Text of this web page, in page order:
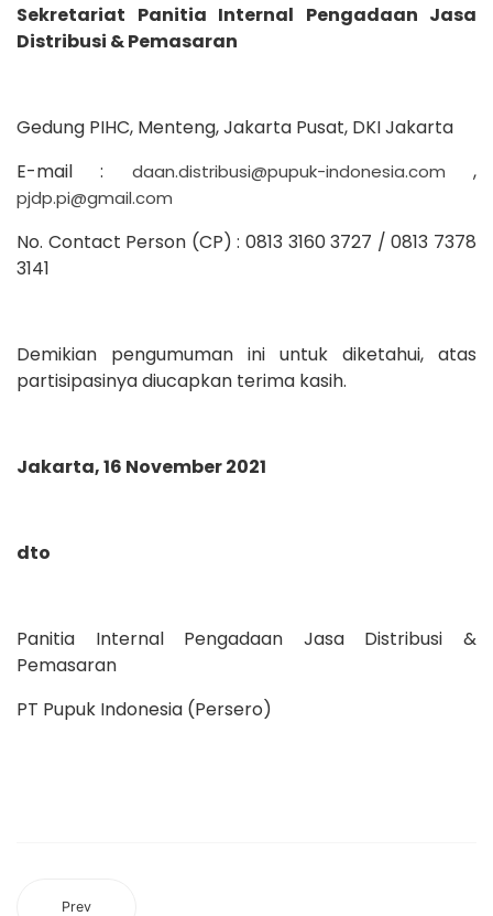
Sekretariat Panitia Internal Pengadaan Jasa
Distribusi & Pemasaran
Gedung PIHC, Menteng, Jakarta Pusat, DKI Jakarta
E-mail : daan.distribusi@pupuk-indonesia.com ,
pjdp.pi@gmail.com
No. Contact Person (CP) : 0813 3160 3727 / 0813 7378
3141
Demikian pengumuman ini untuk diketahui, atas
partisipasinya diucapkan terima kasih.
Jakarta, 16 November 2021
dto
Panitia Internal Pengadaan Jasa Distribusi &
Pemasaran
PT Pupuk Indonesia (Persero)
Prev